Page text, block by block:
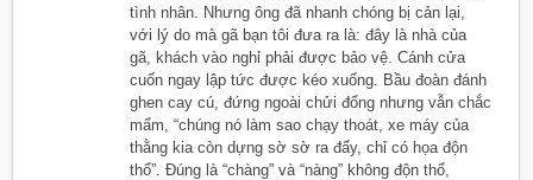
tình nhân. Nhưng ông đã nhanh chóng bị cản lại,
với lý do mà gã bạn tôi đưa ra là: đây là nhà của
gã, khách vào nghỉ phải được bảo vệ. Cánh cửa
cuốn ngay lập tức được kéo xuống. Bầu đoàn đánh
ghen cay cú, đứng ngoài chửi đổng nhưng vẫn chắc
mẩm, “chúng nó làm sao chạy thoát, xe máy của
thằng kia còn dựng sờ sờ ra đấy, chỉ có họa độn
thổ”. Đúng là “chàng” và “nàng” không độn thổ,